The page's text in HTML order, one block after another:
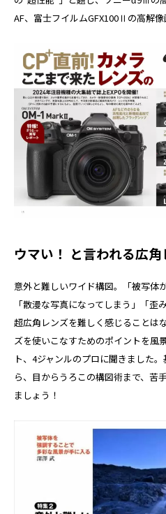
AF、富士フイルムGFX100Ⅱの高解像
ウマい！ と言われる広
意外と難しいワイド構図。「被写体
「散漫な写真になってしまう」「歪
超広角レンズを難しく感じることは
ズを使いこなすためのポイントを風
ト、4ジャンルのプロに聞きました
ら、目からうろこの構図術まで、苦
ましょう！